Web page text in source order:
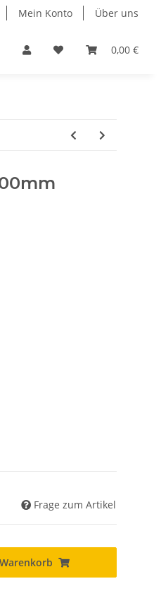
Mein Konto Über uns
0,00 €
Frage zum Artikel